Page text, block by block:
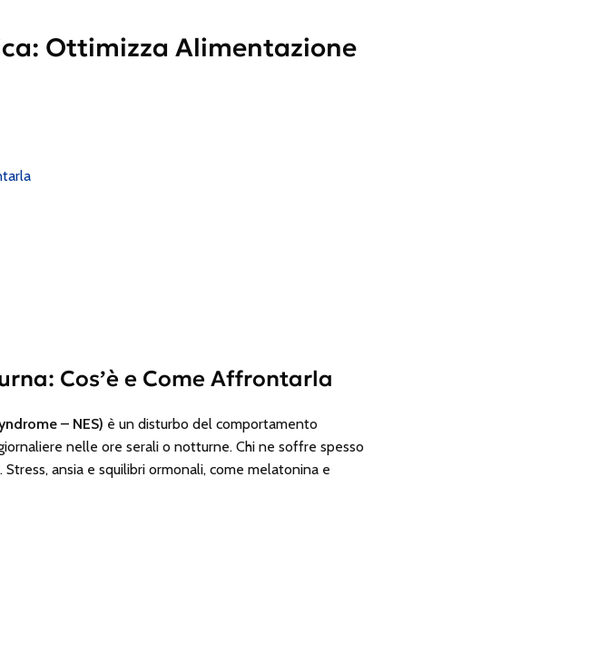
Ottimizza Alimentazione
Cos’è e Come Affrontarla
– NES) è un disturbo del comportamento
nelle ore serali o notturne. Chi ne soffre spesso
ansia e squilibri ormonali, come melatonina e